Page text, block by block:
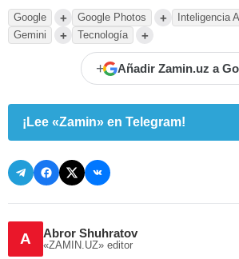
Google + Google Photos + Inteligencia
Gemini + Tecnología +
+ Añadir Zamin.uz a
¡Lee «Zamin» en Telegram!
A Abror Shuhratov
«ZAMIN.UZ» editor